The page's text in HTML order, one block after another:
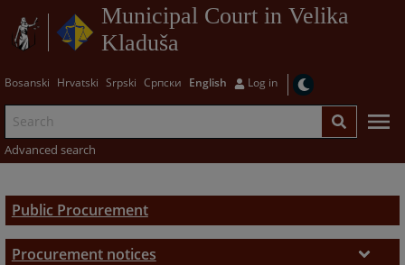
Municipal Court in Velika
Kladuša
Bosanski Hrvatski Srpski Српски English Log in
Advanced search
Public Procurement
Procurement notices